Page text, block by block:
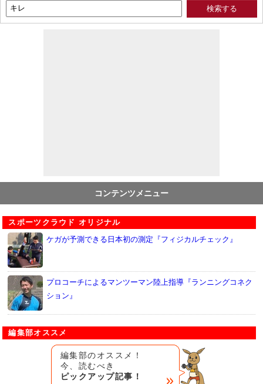
コンテンツメニュー
スポーツクラウド オリジナル
ケガが予測できる日本初の測定『フィジカルチェック』
プロコーチによるマンツーマン陸上指導『ランニングコネク
ション』
編集部オススメ
編集部のオススメ！
今、読むべき
ピックアップ記事！